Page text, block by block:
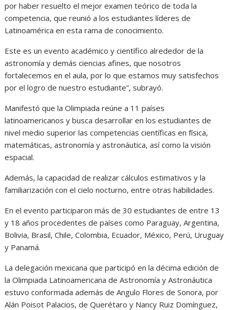
por haber resuelto el mejor examen teórico de toda la
competencia, que reunió a los estudiantes líderes de
Latinoamérica en esta rama de conocimiento.
Este es un evento académico y científico alrededor de la
astronomía y demás ciencias afines, que nosotros
fortalecemos en el aula, por lo que estamos muy satisfechos
por el logro de nuestro estudiante”, subrayó.
Manifestó que la Olimpiada reúne a 11 países
latinoamericanos y busca desarrollar en los estudiantes de
nivel medio superior las competencias científicas en física,
matemáticas, astronomía y astronáutica, así como la visión
espacial.
Además, la capacidad de realizar cálculos estimativos y la
familiarización con el cielo nocturno, entre otras habilidades.
En el evento participaron más de 30 estudiantes de entre 13
y 18 años procedentes de países como Paraguay, Argentina,
Bolivia, Brasil, Chile, Colombia, Ecuador, México, Perú, Uruguay
y Panamá.
La delegación mexicana que participó en la décima edición de
la Olimpiada Latinoamericana de Astronomía y Astronáutica
estuvo conformada además de Angulo Flores de Sonora, por
Alán Poisot Palacios, de Querétaro y Nancy Ruiz Domínguez,